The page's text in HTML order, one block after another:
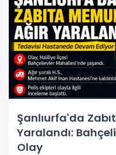
Şanlıurfa'da
Yaralandı:
Olay